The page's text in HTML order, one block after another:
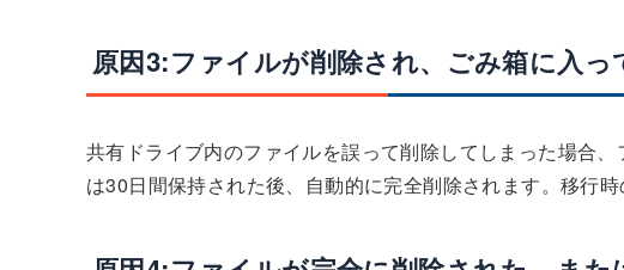
原因3:ファイルが削除され、ごみ箱に入っ
共有ドライブ内のファイルを誤って削除してしまった場合
は30日間保持された後、自動的に完全削除されます。移行